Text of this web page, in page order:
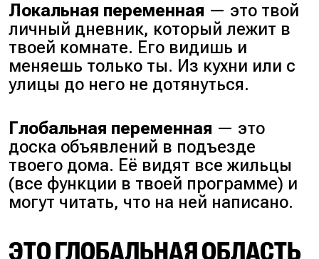
Локальная переменная — это твой
личный дневник, который лежит в
твоей комнате. Его видишь и
меняешь только ты. Из кухни или с
улицы до него не дотянуться.
Глобальная переменная — это
доска объявлений в подъезде
твоего дома. Её видят все жильцы
(все функции в твоей программе) и
могут читать, что на ней написано.
ЭТО ГЛОБАЛЬНАЯ ОБЛАСТЬ